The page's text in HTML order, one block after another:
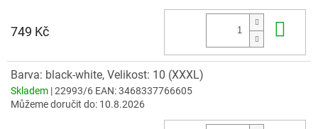
749 Kč
Barva: black-white, Velikost: 10 (XXXL)
Skladem | 22993/6 EAN:3468337766605
Můžeme doručit do: 10.8.2026